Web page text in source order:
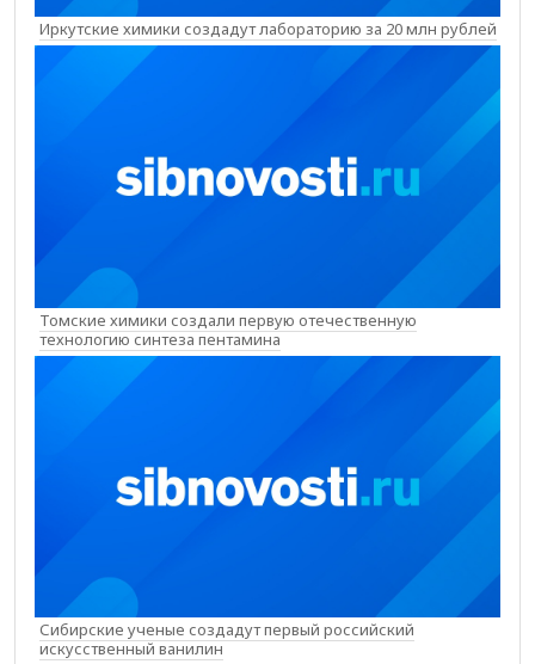
Иркутские химики создадут лабораторию за 20 млн рублей
Томские химики создали первую отечественную
технологию синтеза пентамина
Сибирские ученые создадут первый российский
искусственный ванилин